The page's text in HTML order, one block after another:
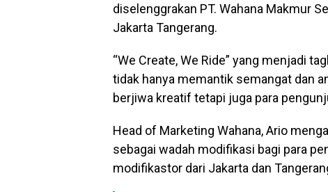
diselenggrakan PT. Wahana Makmur
Jakarta Tangerang.
“We Create, We Ride” yang menjadi
tidak hanya memantik semangat dan
berjiwa kreatif tetapi juga para
Head of Marketing Wahana, Ario
sebagai wadah modifikasi bagi para
modifikastor dari Jakarta dan